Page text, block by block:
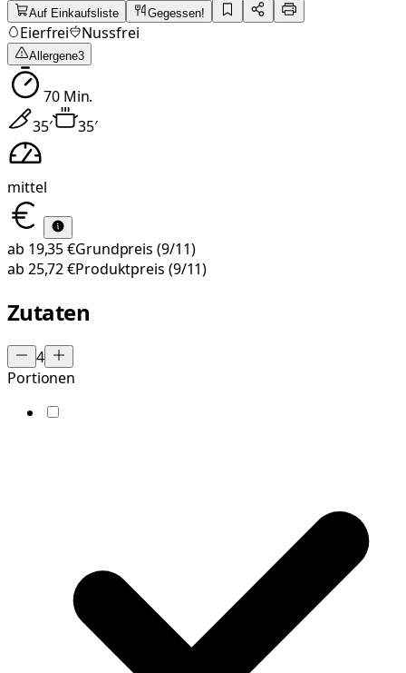
Auf Einkaufsliste Gegessen!
Eierfrei Nussfrei
Allergene3
70Min.
35′ 35′
mittel
ab 19,35 €Grundpreis (9/11)
ab 25,72 €Produktpreis (9/11)
Zutaten
4
Portionen